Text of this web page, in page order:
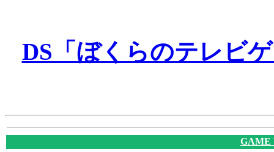
DS「ぼくらのテレビ
GAME